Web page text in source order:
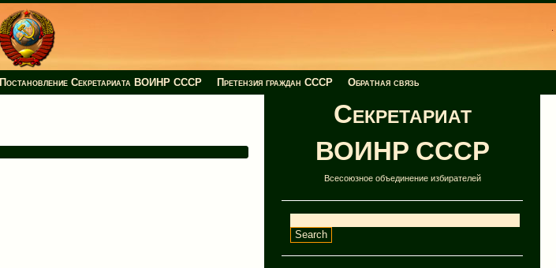
Постановление Секретариата ВОИНР СССР Претензия граждан СССР Обратная связь
Секретариат
ВОИНР СССР
Всесоюзное объединение избирателей